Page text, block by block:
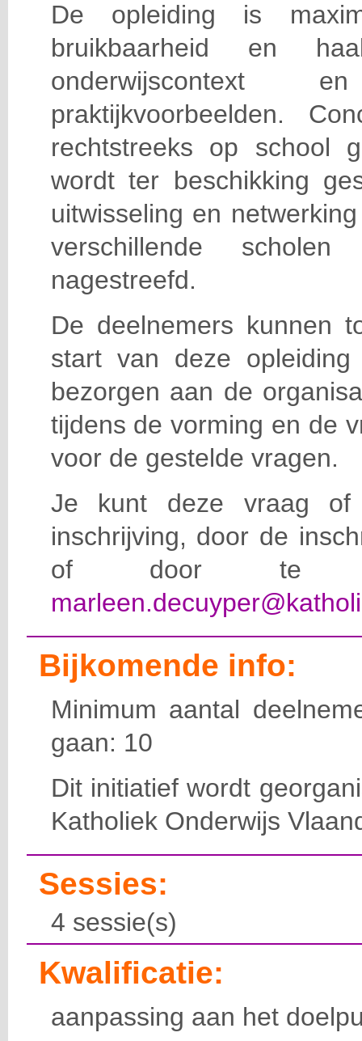
De opleiding is
bruikbaarheid en
praktijkvoorbeelden.
rechtstreeks op school
wordt ter beschikking
uitwisseling en
verschillende scholen
nagestreefd.
De deelnemers kunnen
start van deze
bezorgen aan de
tijdens de vorming en de
voor de gestelde vragen.
Je kunt deze vraag of
inschrijving, door de
of door te e-
Bijkomende info:
Minimum aantal
gaan: 10
Dit initiatief wordt
Katholiek Onderwijs
Sessies:
4 sessie(s)
Kwalificatie:
aanpassing aan het